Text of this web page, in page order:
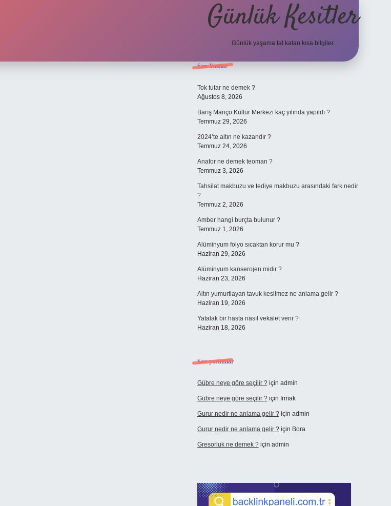
Günlük Kesitler
Günlük yaşama tat katan kısa bilgiler.
Sidebar
Son Yazılar
Tok tutar ne demek ?
Ağustos 8, 2026
Barış Manço Kültür Merkezi kaç yılında yapıldı ?
Temmuz 29, 2026
2024’te altın ne kazandır ?
Temmuz 24, 2026
Anafor ne demek teoman ?
Temmuz 3, 2026
Tahsilat makbuzu ve tediye makbuzu arasındaki fark nedir
?
Temmuz 2, 2026
Amber hangi burçta bulunur ?
Temmuz 1, 2026
Alüminyum folyo sıcaktan korur mu ?
Haziran 29, 2026
Alüminyum kanserojen midir ?
Haziran 23, 2026
Altın yumurtlayan tavuk kesilmez ne anlama gelir ?
Haziran 19, 2026
Yatalak bir hasta nasıl vekalet verir ?
Haziran 18, 2026
Son yorumlar
Gübre neye göre seçilir ?için admin
Gübre neye göre seçilir ?için Irmak
Gurur nedir ne anlama gelir ?için admin
Gurur nedir ne anlama gelir ?için Bora
Gresorluk ne demek ?için admin